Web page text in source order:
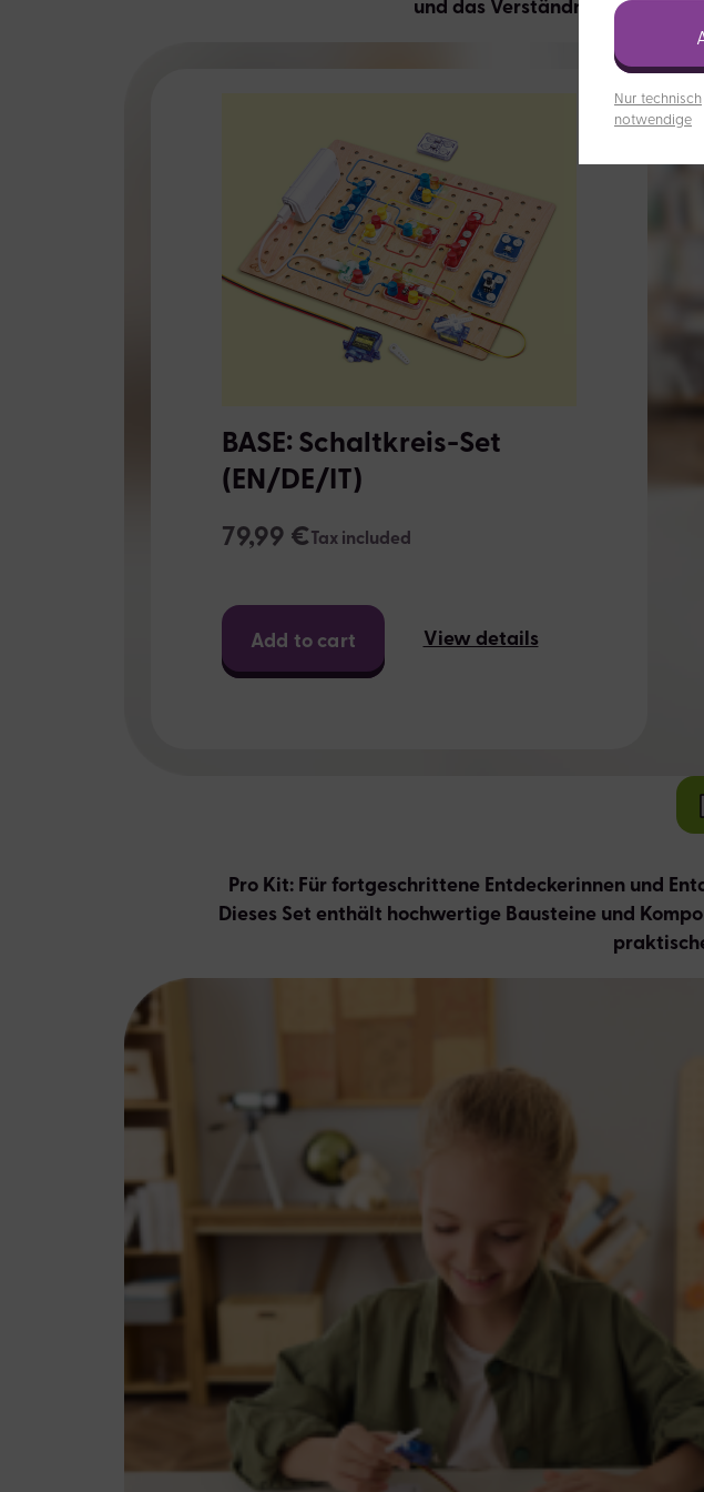
BASE: Schaltkreis-Set
(EN/DE/IT)
79,99 €Tax included
Add to cart View details
Pro Kit: Für fortgeschrittene Entdeckerinnen und
Dieses Set enthält hochwertige Bausteine und
Nur technisch
notwendige